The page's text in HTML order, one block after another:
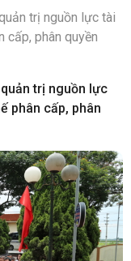
trị nguồn lực
phân cấp, phân